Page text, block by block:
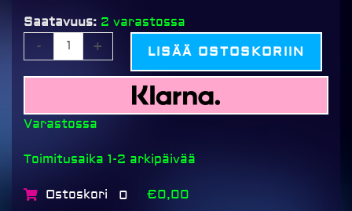
Saatavuus: 2 varastossa
-
Transcend
microSDHC
16GB
UHC
muistikortti
SD-
määrä
+ LISÄÄ OSTOSKORIIN
Varastossa
Toimitusaika 1-2 arkipäivää
Ostoskori 0 €0,00